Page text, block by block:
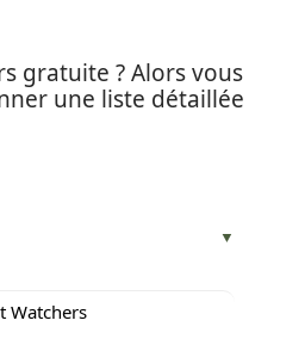
gratuite ? Alors vous
une liste détaillée
Watchers